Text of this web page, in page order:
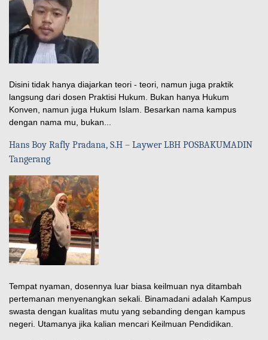
Disini tidak hanya diajarkan teori - teori, namun juga praktik
langsung dari dosen Praktisi Hukum. Bukan hanya Hukum
Konven, namun juga Hukum Islam. Besarkan nama kampus
dengan nama mu, bukan...
Hans Boy Rafly Pradana, S.H – Laywer LBH POSBAKUMADIN
Tangerang
Tempat nyaman, dosennya luar biasa keilmuan nya ditambah
pertemanan menyenangkan sekali. Binamadani adalah Kampus
swasta dengan kualitas mutu yang sebanding dengan kampus
negeri. Utamanya jika kalian mencari Keilmuan Pendidikan.